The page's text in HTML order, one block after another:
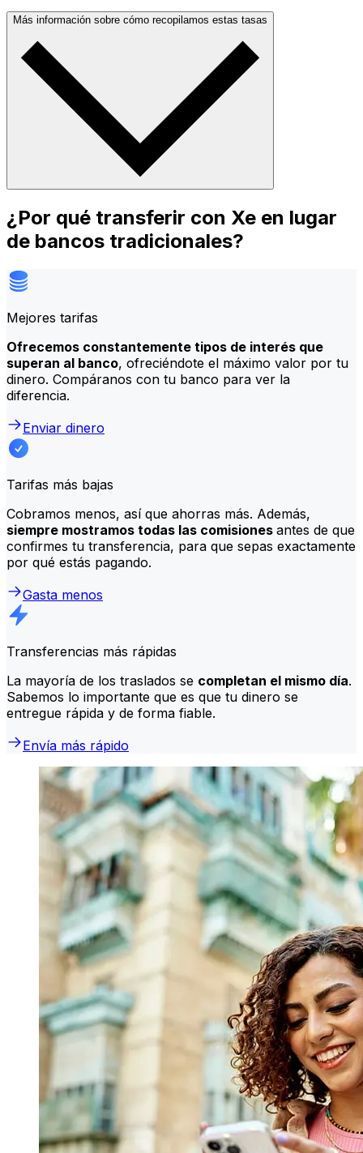
Más información sobre cómo recopilamos estas tasas
¿Por qué transferir con Xe en lugar
de bancos tradicionales?
Mejores tarifas
Ofrecemos constantemente tipos de interés que
superan al banco, ofreciéndote el máximo valor por tu
dinero. Compáranos con tu banco para ver la
diferencia.
Enviar dinero
Tarifas más bajas
Cobramos menos, así que ahorras más. Además,
siempre mostramos todas las comisiones antes de que
confirmes tu transferencia, para que sepas exactamente
por qué estás pagando.
Gasta menos
Transferencias más rápidas
La mayoría de los traslados se completan el mismo día.
Sabemos lo importante que es que tu dinero se
entregue rápida y de forma fiable.
Envía más rápido